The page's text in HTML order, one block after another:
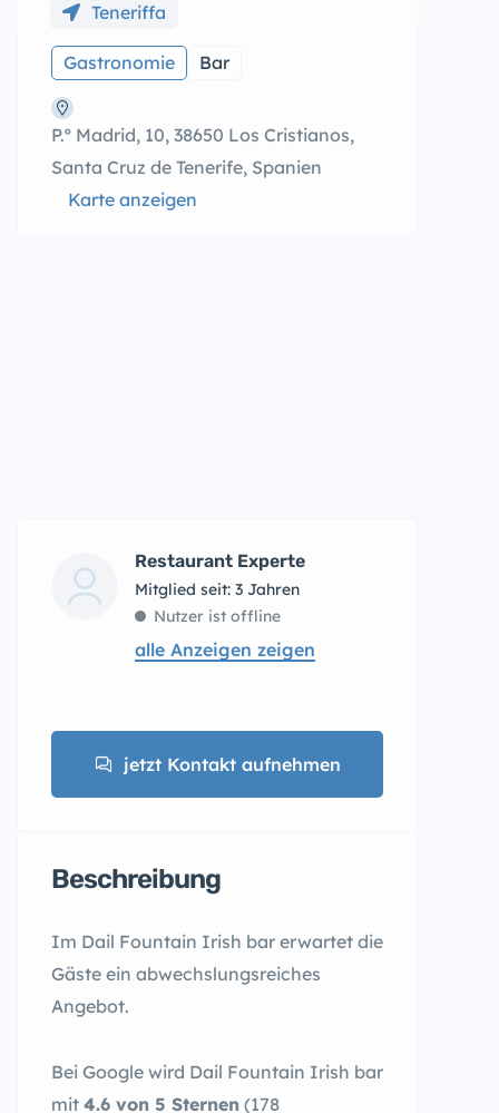
Teneriffa
Gastronomie Bar
P.º Madrid, 10, 38650 Los Cristianos,
Santa Cruz de Tenerife, Spanien
Karte anzeigen
Restaurant Experte
Mitglied seit: 3 Jahren
Nutzer ist offline
alle Anzeigen zeigen
jetzt Kontakt aufnehmen
Beschreibung
Im Dail Fountain Irish bar erwartet die
Gäste ein abwechslungsreiches
Angebot.
Bei Google wird Dail Fountain Irish bar
mit 4.6 von 5 Sternen (178